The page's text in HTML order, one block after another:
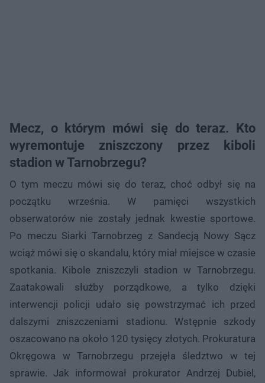
Mecz, o którym mówi się do teraz. Kto
wyremontuje zniszczony przez kiboli
stadion w Tarnobrzegu?
O tym meczu mówi się do teraz, choć odbył się na
początku września. W pamięci wszystkich
obserwatorów nie zostały jednak kwestie sportowe.
Po meczu Siarki Tarnobrzeg z Sandecją Nowy Sącz
wciąż mówi się o skandalu, który miał miejsce w czasie
spotkania. Kibole zniszczyli stadion w Tarnobrzegu.
Zaatakowali służby porządkowe, a tylko dzięki
interwencji policji udało się powstrzymać ich przed
dalszymi zniszczeniami stadionu. Wstępnie szkody
oszacowano na około 120 tysięcy złotych. Prokuratura
Okręgowa w Tarnobrzegu przejęła śledztwo w tej
sprawie. Jak informował prokurator Andrzej Dubiel,